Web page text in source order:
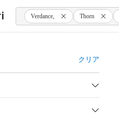
Verdance, Thorn
クリア